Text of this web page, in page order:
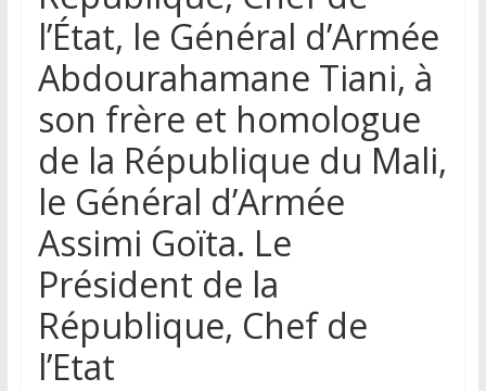
l’État, le Général d’Armée
Abdourahamane Tiani, à
son frère et homologue
de la République du Mali,
le Général d’Armée
Assimi Goïta. Le
Président de la
République, Chef de
l’Etat